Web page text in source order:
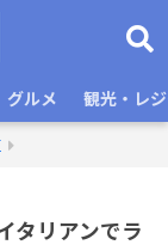
グルメ 観光・レ
タリアンでラ